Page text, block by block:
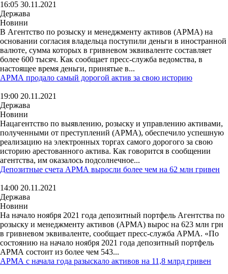
16:05 30.11.2021
Держава
Новини
В Агентство по розыску и менеджменту активов (АРМА) на
основании согласия владельца поступили деньги в иностранной
валюте, сумма которых в гривневом эквиваленте составляет
более 600 тысяч. Как сообщает пресс-служба ведомства, в
настоящее время деньги, принятые в...
АРМА продало самый дорогой актив за свою историю
19:00 20.11.2021
Держава
Новини
Нацагентство по выявлению, розыску и управлению активами,
полученными от преступлений (АРМА), обеспечило успешную
реализацию на электронных торгах самого дорогого за свою
историю арестованного актива. Как говорится в сообщении
агентства, им оказалось подсолнечное...
Депозитные счета АРМА выросли более чем на 62 млн гривен
14:00 20.11.2021
Держава
Новини
На начало ноября 2021 года депозитный портфель Агентства по
розыску и менеджменту активов (АРМА) вырос на 623 млн грн
в гривневом эквиваленте, сообщает пресс-служба АРМА. «По
состоянию на начало ноября 2021 года депозитный портфель
АРМА состоит из более чем 543...
АРМА с начала года разыскало активов на 11,8 млрд гривен